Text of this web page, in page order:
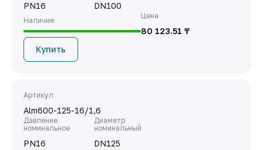
PN16 DN100
Наличие
Цена
80 123.51 ₸
Купить
Артикул
Alm600-125-16/1,6
Давление
номинальное
PN16
Диаметр
номинальный
DN125